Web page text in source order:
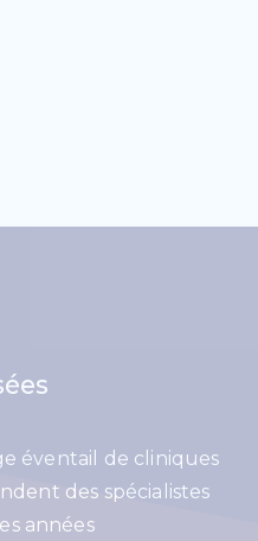
éventail de cliniques
des spécialistes
années